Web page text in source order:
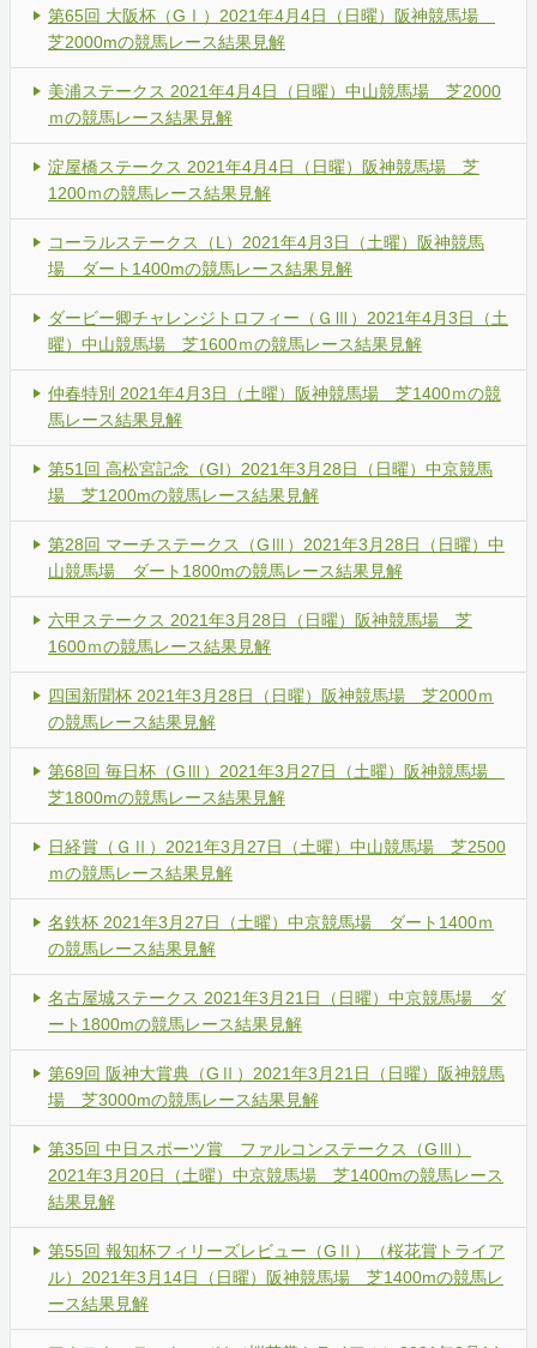
第65回 大阪杯（GⅠ）2021年4月4日（日曜）阪神競馬場
芝2000mの競馬レース結果見解
美浦ステークス 2021年4月4日（日曜）中山競馬場 芝2000
ｍの競馬レース結果見解
淀屋橋ステークス 2021年4月4日（日曜）阪神競馬場 芝
1200ｍの競馬レース結果見解
コーラルステークス（L）2021年4月3日（土曜）阪神競馬
場 ダート1400mの競馬レース結果見解
ダービー卿チャレンジトロフィー（ＧⅢ）2021年4月3日（土
曜）中山競馬場 芝1600ｍの競馬レース結果見解
仲春特別 2021年4月3日（土曜）阪神競馬場 芝1400ｍの競
馬レース結果見解
第51回 高松宮記念（GI）2021年3月28日（日曜）中京競馬
場 芝1200mの競馬レース結果見解
第28回 マーチステークス（GⅢ）2021年3月28日（日曜）中
山競馬場 ダート1800mの競馬レース結果見解
六甲ステークス 2021年3月28日（日曜）阪神競馬場 芝
1600ｍの競馬レース結果見解
四国新聞杯 2021年3月28日（日曜）阪神競馬場 芝2000ｍ
の競馬レース結果見解
第68回 毎日杯（GⅢ）2021年3月27日（土曜）阪神競馬場
芝1800mの競馬レース結果見解
日経賞（ＧⅡ）2021年3月27日（土曜）中山競馬場 芝2500
ｍの競馬レース結果見解
名鉄杯 2021年3月27日（土曜）中京競馬場 ダート1400ｍ
の競馬レース結果見解
名古屋城ステークス 2021年3月21日（日曜）中京競馬場 ダ
ート1800mの競馬レース結果見解
第69回 阪神大賞典（GⅡ）2021年3月21日（日曜）阪神競馬
場 芝3000mの競馬レース結果見解
第35回 中日スポーツ賞 ファルコンステークス（GⅢ）
2021年3月20日（土曜）中京競馬場 芝1400mの競馬レース
結果見解
第55回 報知杯フィリーズレビュー（GⅡ）（桜花賞トライア
ル）2021年3月14日（日曜）阪神競馬場 芝1400mの競馬レ
ース結果見解